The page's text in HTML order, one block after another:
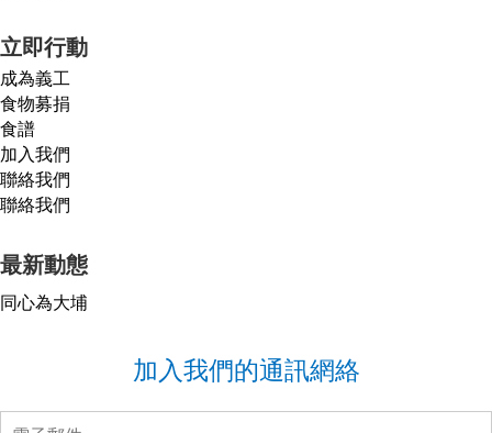
立即行動
成為義工
食物募捐
食譜
加入我們
聯絡我們
聯絡我們
最新動態
同心為大埔
加入我們的通訊網絡